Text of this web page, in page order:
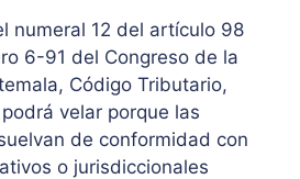
numeral 12 del artículo 98
6-91 del Congreso de la
Código Tributario,
velar porque las
de conformidad con
o jurisdiccionales